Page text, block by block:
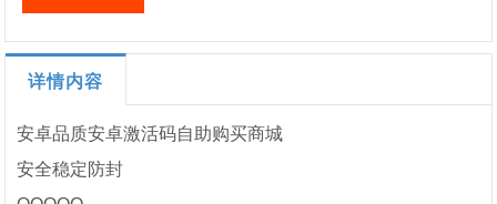
详情内容
安卓品质安卓激活码自助购买商城
安全稳定防封